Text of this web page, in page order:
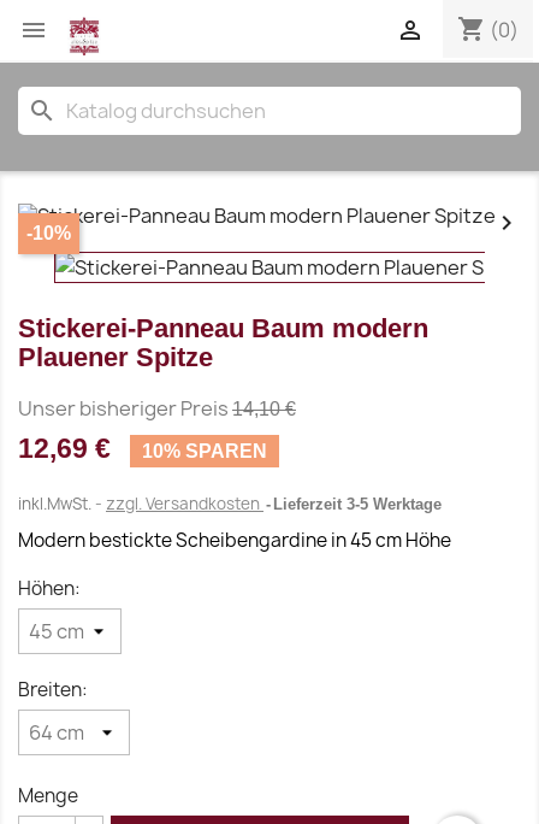
 shopping_cart (0)

search
-10%
 
Stickerei-Panneau Baum modern
Plauener Spitze
Unser bisheriger Preis 14,10 €
12,69 € 10% SPAREN
inkl.MwSt. zzgl. Versandkosten Lieferzeit 3-5 Werktage
Modern bestickte Scheibengardine in 45 cm Höhe
Höhen:
Breiten:
Menge